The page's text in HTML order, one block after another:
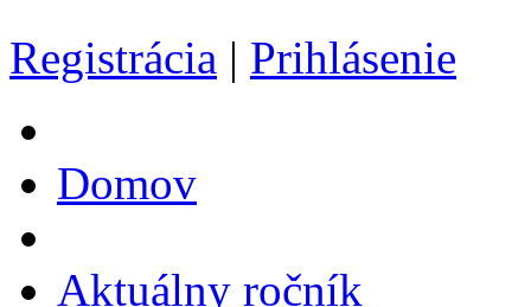
Registrácia | Prihlásenie
Domov
Aktuálny ročník